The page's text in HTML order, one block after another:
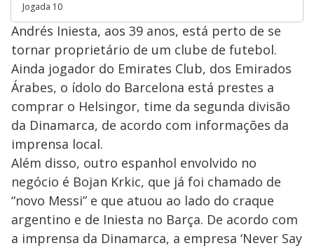
Jogada 10
Andrés Iniesta, aos 39 anos, está perto de se
tornar proprietário de um clube de futebol.
Ainda jogador do Emirates Club, dos Emirados
Árabes, o ídolo do Barcelona está prestes a
comprar o Helsingor, time da segunda divisão
da Dinamarca, de acordo com informações da
imprensa local.
Além disso, outro espanhol envolvido no
negócio é Bojan Krkic, que já foi chamado de
“novo Messi” e que atuou ao lado do craque
argentino e de Iniesta no Barça. De acordo com
a imprensa da Dinamarca, a empresa ‘Never Say